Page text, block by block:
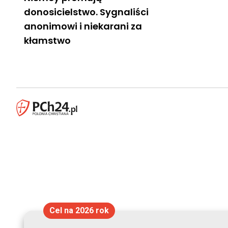
donosicielstwo. Sygnaliści
anonimowi i niekarani za
kłamstwo
Cel na 2026 rok